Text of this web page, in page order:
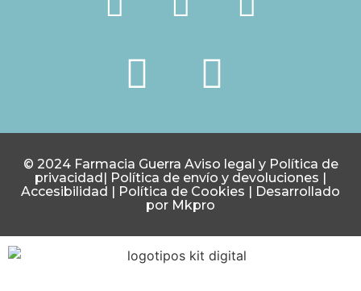
© 2024 Farmacia Guerra Aviso legal y Política de
privacidad| Política de envío y devoluciones |
Accesibilidad | Política de Cookies | Desarrollado
por Mkpro